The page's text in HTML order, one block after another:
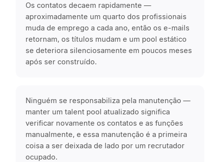
Os contatos decaem rapidamente —
aproximadamente um quarto dos profissionais
muda de emprego a cada ano, então os e-mails
retornam, os títulos mudam e um pool estático
se deteriora silenciosamente em poucos meses
após ser construído.
Ninguém se responsabiliza pela manutenção —
manter um talent pool atualizado significa
verificar novamente os contatos e as funções
manualmente, e essa manutenção é a primeira
coisa a ser deixada de lado por um recrutador
ocupado.